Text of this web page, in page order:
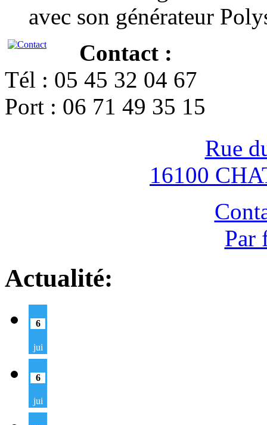
avec son générateur
Contact :
Tél : 05 45 32 04 67
Port : 06 71 49 35 15
Rue
16100
Par
Actualité:
6
jui
6
jui